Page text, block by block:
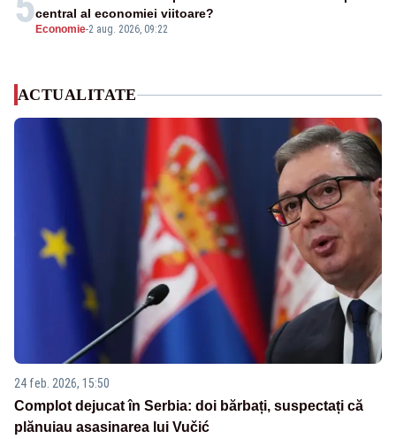
Economie-2 aug. 2026, 09:22
central al economiei viitoare?
ACTUALITATE
24 feb. 2026, 15:50
Complot dejucat în Serbia: doi bărbați, suspectați că
plănuiau asasinarea lui Vučić